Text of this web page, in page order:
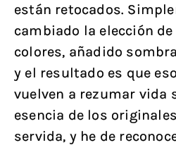
están retocados.
cambiado la elección
colores, añadido
y el resultado es que
vuelven a rezumar vida
esencia de los
servida, y he de